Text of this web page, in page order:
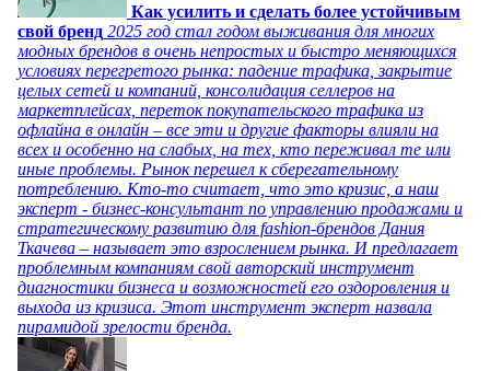
Как усилить и сделать более устойчивым
свой бренд 2025 год стал годом выживания для многих
модных брендов в очень непростых и быстро меняющихся
условиях перегретого рынка: падение трафика, закрытие
целых сетей и компаний, консолидация селлеров на
маркетплейсах, переток покупательского трафика из
офлайна в онлайн – все эти и другие факторы влияли на
всех и особенно на слабых, на тех, кто переживал те или
иные проблемы. Рынок перешел к сберегательному
потреблению. Кто-то считает, что это кризис, а наш
эксперт - бизнес-консультант по управлению продажами и
стратегическому развитию для fashion-брендов Дания
Ткачева – называет это взрослением рынка. И предлагает
проблемным компаниям свой авторский инструмент
диагностики бизнеса и возможностей его оздоровления и
выхода из кризиса. Этот инструмент эксперт назвала
пирамидой зрелости бренда.